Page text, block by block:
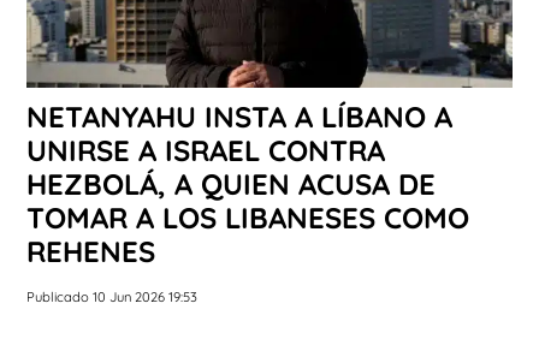
NETANYAHU INSTA A LÍBANO A
UNIRSE A ISRAEL CONTRA
HEZBOLÁ, A QUIEN ACUSA DE
TOMAR A LOS LIBANESES COMO
REHENES
Publicado 10 Jun 2026 19:53